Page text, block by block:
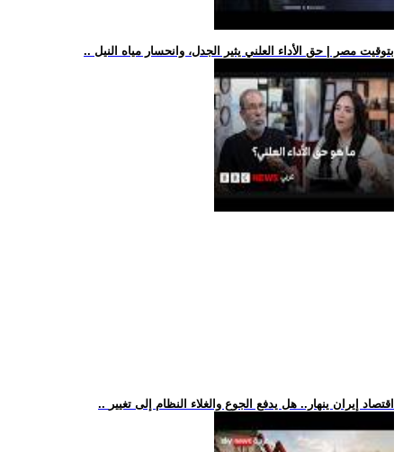
.. بتوقيت مصر | حق الأداء العلني يثير الجدل، وانحسار مياه النيل
.. اقتصاد إيران ينهار.. هل يدفع الجوع والغلاء النظام إلى تغيير